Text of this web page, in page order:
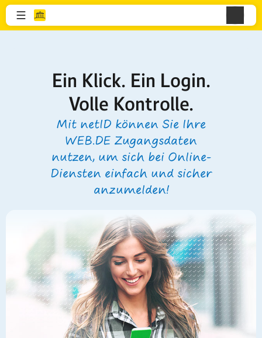
Ein Klick. Ein Login.
Volle Kontrolle.
Mit netID können Sie Ihre
WEB.DE Zugangsdaten
nutzen, um sich bei Online-
Diensten einfach und sicher
anzumelden!